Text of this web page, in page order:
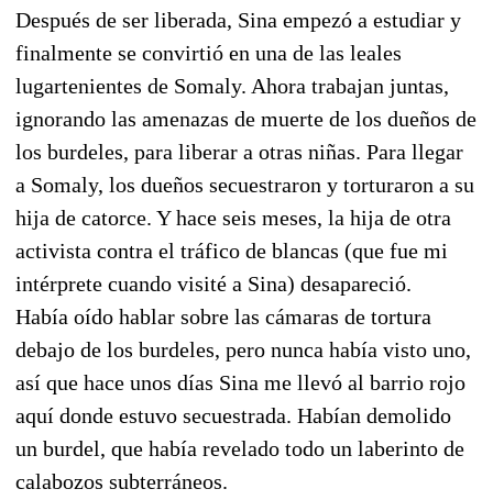
Después de ser liberada, Sina empezó a estudiar y
finalmente se convirtió en una de las leales
lugartenientes de Somaly. Ahora trabajan juntas,
ignorando las amenazas de muerte de los dueños de
los burdeles, para liberar a otras niñas. Para llegar
a Somaly, los dueños secuestraron y torturaron a su
hija de catorce. Y hace seis meses, la hija de otra
activista contra el tráfico de blancas (que fue mi
intérprete cuando visité a Sina) desapareció.
Había oído hablar sobre las cámaras de tortura
debajo de los burdeles, pero nunca había visto uno,
así que hace unos días Sina me llevó al barrio rojo
aquí donde estuvo secuestrada. Habían demolido
un burdel, que había revelado todo un laberinto de
calabozos subterráneos.